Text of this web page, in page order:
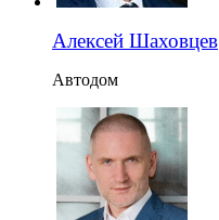
Алексей Шаховцев
Автодом